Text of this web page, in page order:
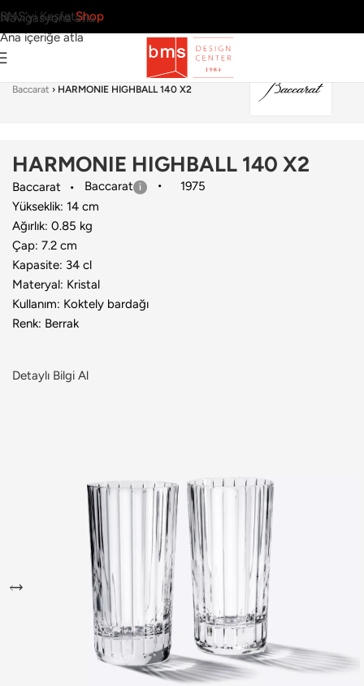
Navigasyona atla
Ana içeriğe atla
BMS’yi KeşfetShop
Kadeh & Kadeh Seti›
Baccarat › HARMONIE HIGHBALL 140 X2
HARMONIE HIGHBALL 140 X2
Baccarat Baccarat
1975
Yükseklik: 14 cm
Ağırlık: 0.85 kg
Çap: 7.2 cm
Kapasite: 34 cl
Materyal: Kristal
Kullanım: Koktely bardağı
Renk: Berrak
Detaylı Bilgi Al